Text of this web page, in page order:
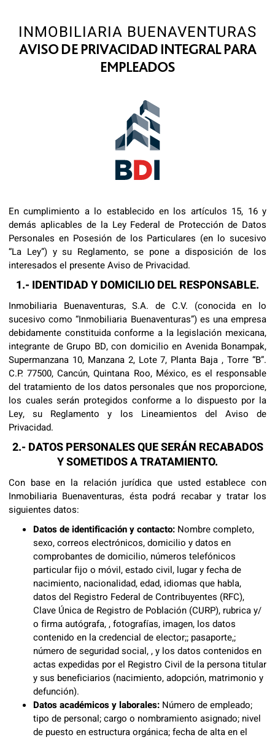
INMOBILIARIA BUENAVENTURAS
AVISO DE PRIVACIDAD INTEGRAL PARA
EMPLEADOS
En cumplimiento a lo establecido en los artículos 15, 16 y
demás aplicables de la Ley Federal de Protección de Datos
Personales en Posesión de los Particulares (en lo sucesivo
“La Ley”) y su Reglamento, se pone a disposición de los
interesados el presente Aviso de Privacidad.
1.- IDENTIDAD Y DOMICILIO DEL RESPONSABLE.
Inmobiliaria Buenaventuras, S.A. de C.V. (conocida en lo
sucesivo como “Inmobiliaria Buenaventuras”) es una empresa
debidamente constituida conforme a la legislación mexicana,
integrante de Grupo BD, con domicilio en Avenida Bonampak,
Supermanzana 10, Manzana 2, Lote 7, Planta Baja , Torre “B”.
C.P. 77500, Cancún, Quintana Roo, México, es el responsable
del tratamiento de los datos personales que nos proporcione,
los cuales serán protegidos conforme a lo dispuesto por la
Ley, su Reglamento y los Lineamientos del Aviso de
Privacidad.
2.- DATOS PERSONALES QUE SERÁN RECABADOS
Y SOMETIDOS A TRATAMIENTO.
Con base en la relación jurídica que usted establece con
Inmobiliaria Buenaventuras, ésta podrá recabar y tratar los
siguientes datos:
Datos de identificación y contacto: Nombre completo,
sexo, correos electrónicos, domicilio y datos en
comprobantes de domicilio, números telefónicos
particular fijo o móvil, estado civil, lugar y fecha de
nacimiento, nacionalidad, edad, idiomas que habla,
datos del Registro Federal de Contribuyentes (RFC),
Clave Única de Registro de Población (CURP), rubrica y/
o firma autógrafa, , fotografías, imagen, los datos
contenido en la credencial de elector;; pasaporte,;
número de seguridad social, , y los datos contenidos en
actas expedidas por el Registro Civil de la persona titular
y sus beneficiarios (nacimiento, adopción, matrimonio y
defunción).
Datos académicos y laborales: Número de empleado;
tipo de personal; cargo o nombramiento asignado; nivel
de puesto en estructura orgánica; fecha de alta en el